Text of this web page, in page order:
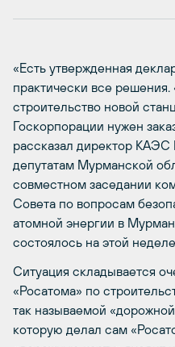
«Есть утвержденная
практически все решения.
строительство новой
Госкорпорации нужен
рассказал директор
депутатам Мурманской
совместном заседании
Совета по вопросам
атомной энергии в
состоялось на этой
Ситуация складывается
«Росатома» по
так называемой
которую делал сам